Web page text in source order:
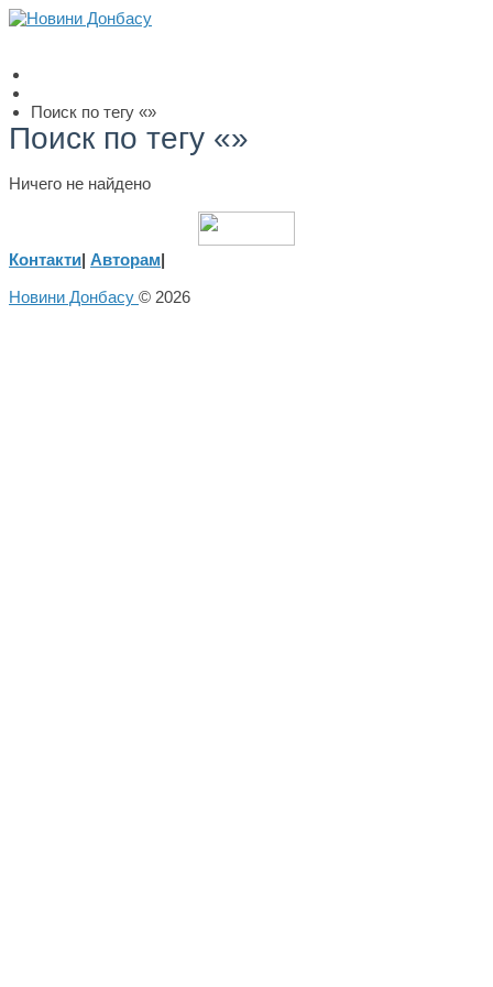
Поиск по тегу «»
Поиск по тегу «»
Ничего не найдено
Контакти| Авторам|
Новини Донбасу © 2026